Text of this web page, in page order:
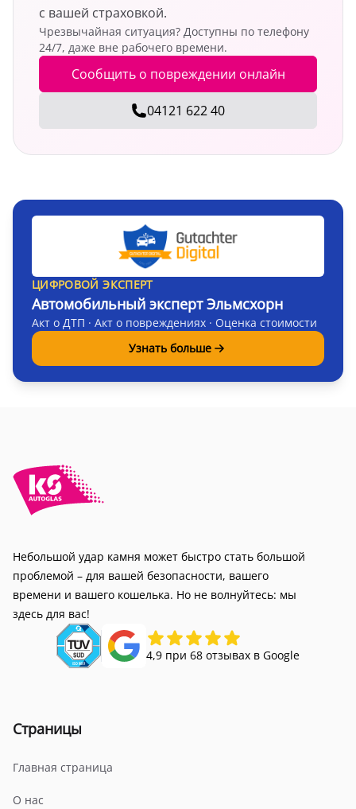
с вашей страховкой.
Чрезвычайная ситуация? Доступны по телефону
24/7, даже вне рабочего времени.
Сообщить о повреждении онлайн
04121 622 40
ЦИФРОВОЙ ЭКСПЕРТ
Автомобильный эксперт Эльмсхорн
Акт о ДТП · Акт о повреждениях · Оценка стоимости
Узнать больше
Небольшой удар камня может быстро стать большой
проблемой – для вашей безопасности, вашего
времени и вашего кошелька. Но не волнуйтесь: мы
здесь для вас!
4,9 при 68 отзывах в Google
Страницы
Главная страница
О нас